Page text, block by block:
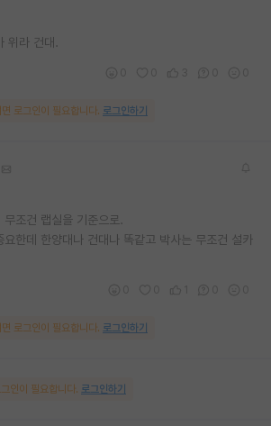
위라 건대.
로그인이 필요합니다. 로그인하기
조건 랩실을 기준으로.
요한데 한양대나 건대나 똑같고 박사는 무조건 설카
로그인이 필요합니다. 로그인하기
인이 필요합니다. 로그인하기